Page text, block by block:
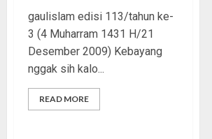
gaulislam edisi 113/tahun ke-
3 (4 Muharram 1431 H/21
Desember 2009) Kebayang
nggak sih kalo...
READ MORE